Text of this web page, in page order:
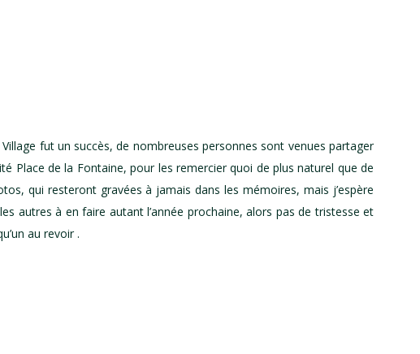
fut un succès, de nombreuses personnes sont venues partager
Place de la Fontaine, pour les remercier quoi de plus naturel que de
qui resteront gravées à jamais dans les mémoires, mais j’espère
autres à en faire autant l’année prochaine, alors pas de tristesse et
au revoir .